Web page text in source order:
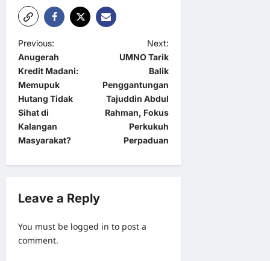
P
o
s
t
n
a
g
t
Previous:
Anugerah
Kredit Madani:
Memupuk
Hutang Tidak
Sihat di
Kalangan
Masyarakat?
Next:
UMNO Tarik
Balik
Penggantungan
Tajuddin Abdul
Rahman, Fokus
Perkukuh
Perpaduan
Leave a Reply
You must be logged in to post a
comment.